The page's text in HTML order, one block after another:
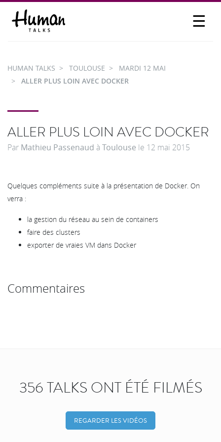
☰
PARTICIPER
HUMAN TALKS TOULOUSE
MARDI 12 MAI
ALLER PLUS LOIN AVEC DOCKER
ALLER PLUS LOIN AVEC DOCKER
Par Mathieu Passenaud à Toulouse le 12 mai 2015
Quelques compléments suite à la présentation de Docker. On
verra :
la gestion du réseau au sein de containers
faire des clusters
exporter de vraies VM dans Docker
Commentaires
356 TALKS ONT ÉTÉ FILMÉS
REGARDER LES VIDÉOS